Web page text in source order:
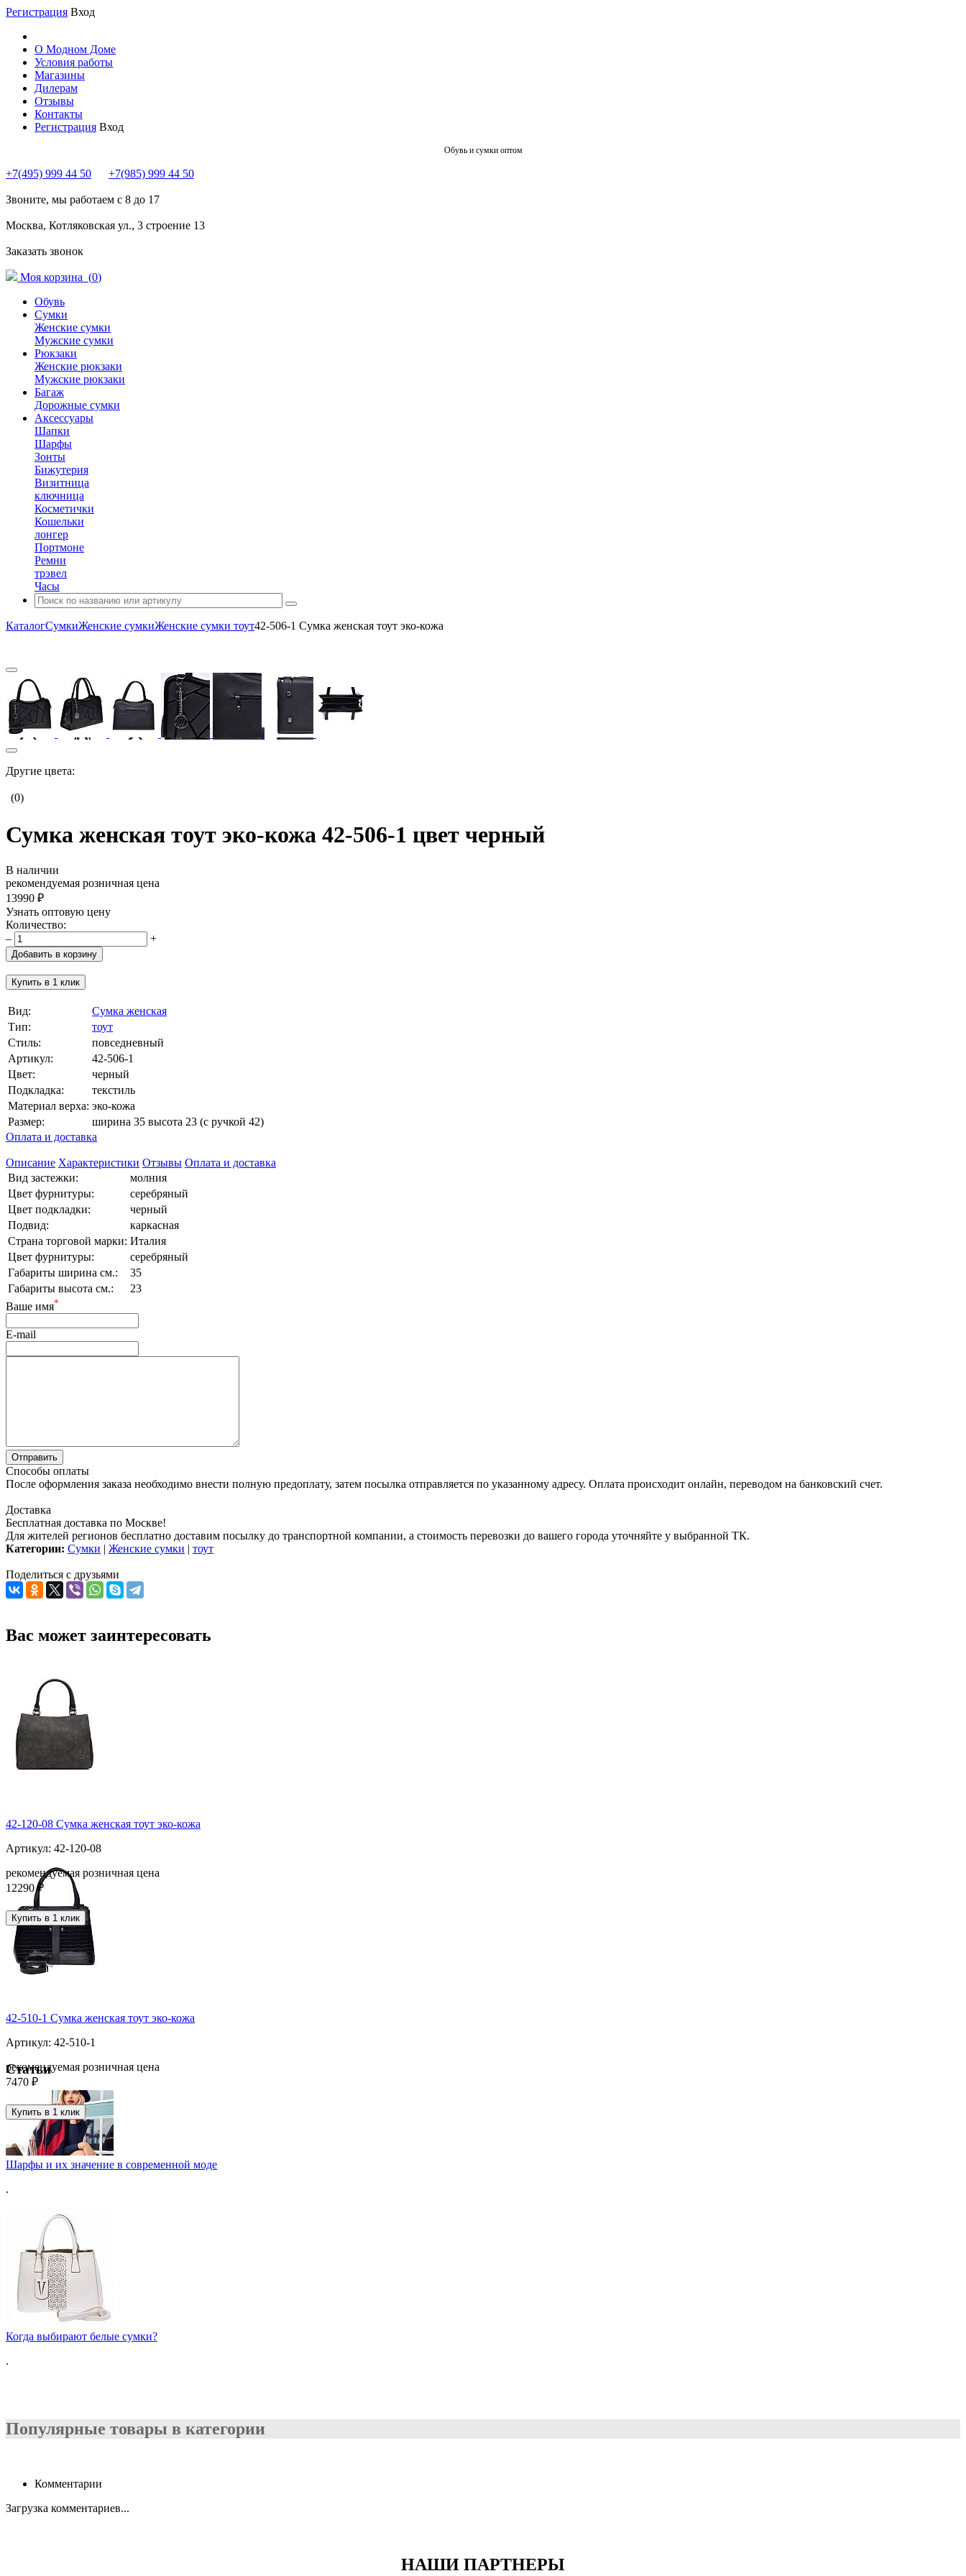
Регистрация Вход
О Модном Доме
Условия работы
Магазины
Дилерам
Отзывы
Контакты
Регистрация Вход
Обувь и сумки оптом
+7(495) 999 44 50 +7(985) 999 44 50
Звоните, мы работаем с 8 до 17
Москва, Котляковская ул., 3 строение 13
Заказать звонок
Моя корзина (0)
Обувь
Сумки
Женские сумки
Мужские сумки
Рюкзаки
Женские рюкзаки
Мужские рюкзаки
Багаж
Дорожные сумки
Аксессуары
Шапки
Шарфы
Зонты
Бижутерия
Визитница
ключница
Косметички
Кошельки
лонгер
Портмоне
Ремни
трэвел
Часы
КаталогСумкиЖенские сумкиЖенские сумки тоут42-506-1 Сумка женская тоут эко-кожа
Другие цвета:
(0)
Сумка женская тоут эко-кожа 42-506-1 цвет черный
В наличии
рекомендуемая розничная цена
13990 ₽
Узнать оптовую цену
Количество:
–
+
Добавить в корзину
Купить в 1 клик
Вид:
Сумка женская
Тип:
тоут
Стиль:
повседневный
Артикул:
42-506-1
Цвет:
черный
Подкладка:
текстиль
Материал верха: эко-кожа
Размер:
ширина 35 высота 23 (с ручкой 42)
Оплата и доставка
Описание Характеристики Отзывы Оплата и доставка
Вид застежки:
молния
Цвет фурнитуры:
серебряный
Цвет подкладки:
черный
Подвид:
каркасная
Страна торговой марки: Италия
Цвет фурнитуры:
серебряный
Габариты ширина см.:
35
Габариты высота см.:
23
Ваше имя*
E-mail
Способы оплаты
После оформления заказа необходимо внести полную предоплату, затем посылка отправляется по указанному адресу. Оплата происходит онлайн, переводом на банковский счет.
Доставка
Бесплатная доставка по Москве!
Для жителей регионов бесплатно доставим посылку до транспортной компании, а стоимость перевозки до вашего города уточняйте у выбранной ТК.
Категории: Сумки | Женские сумки | тоут
Поделиться с друзьями
Вас может заинтересовать
42-120-08 Сумка женская тоут эко-кожа
Артикул: 42-120-08
рекомендуемая розничная цена
12290 ₽
Купить в 1 клик
42-510-1 Сумка женская тоут эко-кожа
Артикул: 42-510-1
рекомендуемая розничная цена
7470 ₽
Купить в 1 клик
Статьи
Шарфы и их значение в современной моде
.
Когда выбирают белые сумки?
.
Популярные товары в категории
Комментарии
Загрузка комментариев...
НАШИ ПАРТНЕРЫ